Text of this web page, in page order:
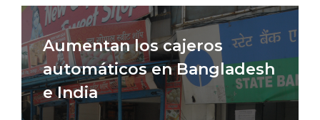
Aumentan los cajeros
automáticos en Bangladesh
e India